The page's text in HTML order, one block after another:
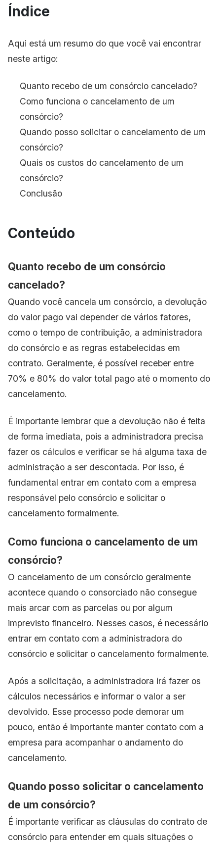
Índice
Aqui está um resumo do que você vai encontrar
neste artigo:
Quanto recebo de um consórcio cancelado?
Como funciona o cancelamento de um
consórcio?
Quando posso solicitar o cancelamento de um
consórcio?
Quais os custos do cancelamento de um
consórcio?
Conclusão
Conteúdo
Quanto recebo de um consórcio
cancelado?
Quando você cancela um consórcio, a devolução
do valor pago vai depender de vários fatores,
como o tempo de contribuição, a administradora
do consórcio e as regras estabelecidas em
contrato. Geralmente, é possível receber entre
70% e 80% do valor total pago até o momento do
cancelamento.
É importante lembrar que a devolução não é feita
de forma imediata, pois a administradora precisa
fazer os cálculos e verificar se há alguma taxa de
administração a ser descontada. Por isso, é
fundamental entrar em contato com a empresa
responsável pelo consórcio e solicitar o
cancelamento formalmente.
Como funciona o cancelamento de um
consórcio?
O cancelamento de um consórcio geralmente
acontece quando o consorciado não consegue
mais arcar com as parcelas ou por algum
imprevisto financeiro. Nesses casos, é necessário
entrar em contato com a administradora do
consórcio e solicitar o cancelamento formalmente.
Após a solicitação, a administradora irá fazer os
cálculos necessários e informar o valor a ser
devolvido. Esse processo pode demorar um
pouco, então é importante manter contato com a
empresa para acompanhar o andamento do
cancelamento.
Quando posso solicitar o cancelamento
de um consórcio?
É importante verificar as cláusulas do contrato de
consórcio para entender em quais situações o